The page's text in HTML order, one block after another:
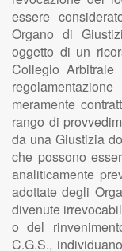
essere
Organo di
oggetto di un
Collegio Arbitrale
meramente
rango di
da una Giustizia
che possono
analiticamente
adottate degli
divenute
o del
C.G.S.,